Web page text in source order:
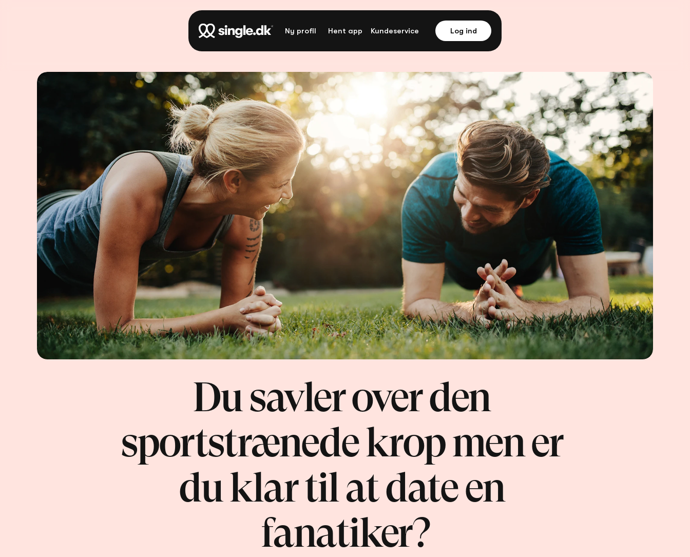
Log ind
Ny profil Hent app Kundeservice
Du savler over den
sportstrænede krop men er
du klar til at date en
fanatiker?